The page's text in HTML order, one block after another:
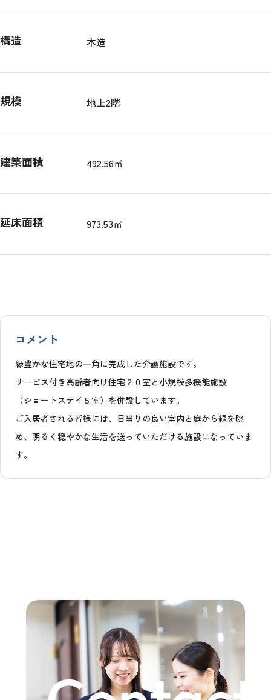
構造 木造
規模 地上2階
建築面積 492.56㎡
延床面積 973.53㎡
コメント
緑豊かな住宅地の一角に完成した介護施設です。
サービス付き高齢者向け住宅２０室と小規模多機能施設
（ショートステイ５室）を併設しています。
ご入居者される皆様には、日当りの良い室内と庭から緑を眺
め、明るく穏やかな生活を送っていただける施設になっていま
す。